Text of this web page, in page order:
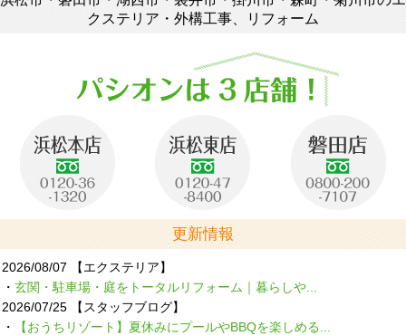
クステリア・外構工事、リフォーム
更新情報
2026/08/07
【エクステリア】
・ 玄関・駐車場・庭をトータルリフォーム｜暮らしや...
2026/07/25
【スタッフブログ】
・
【おうちリゾート】夏休みにプールやBBQを楽しめる...